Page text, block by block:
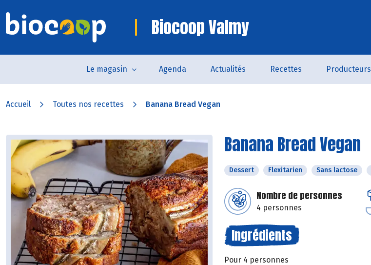
Biocoop Valmy
Le magasin Agenda Actualités Recettes Producteurs
Accueil Toutes nos recettes Banana Bread Vegan
Banana Bread Vegan
Dessert Flexitarien Sans lactose
Nombre de personnes
4 personnes
Ingrédients
Pour 4 personnes